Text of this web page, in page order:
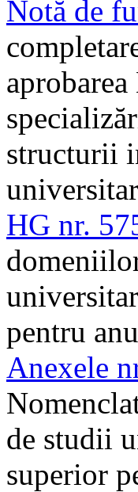
Notă de
structurii
HG nr.
pentru
Anexele
de studii
superior